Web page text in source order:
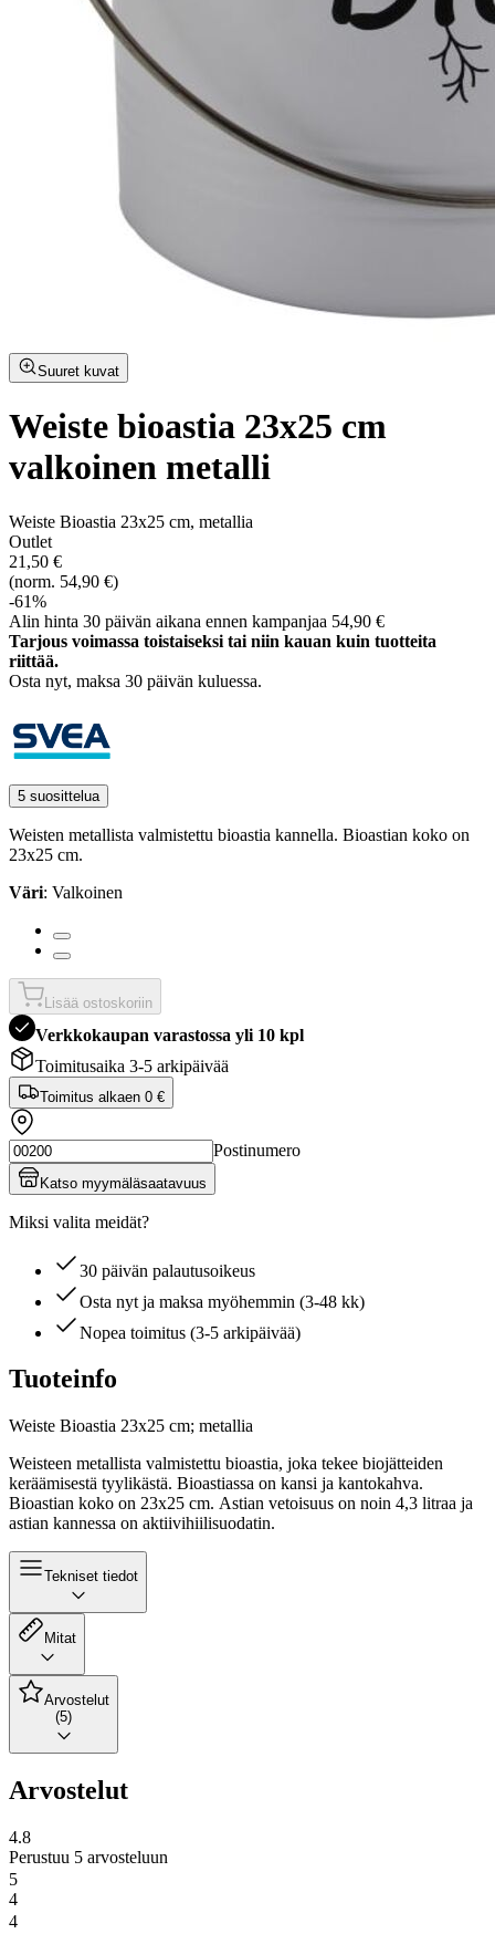
Suuret kuvat
Weiste bioastia 23x25 cm
valkoinen metalli
Weiste Bioastia 23x25 cm, metallia
Outlet
21,50 €
(norm. 54,90 €)
-61%
Alin hinta 30 päivän aikana ennen kampanjaa 54,90 €
Tarjous voimassa toistaiseksi tai niin kauan kuin tuotteita
riittää.
Osta nyt, ­maksa 30 päivän kuluessa.
5 suosittelua
Weisten metallista valmistettu bioastia kannella. Bioastian koko on
23x25 cm.
Väri: Valkoinen
Lisää ostoskoriin
Verkkokaupan varastossa yli 10 kpl
Toimitusaika 3-5 arkipäivää
Toimitus alkaen 0 €
Postinumero
Katso myymäläsaatavuus
Miksi valita meidät?
30 päivän palautusoikeus
Osta nyt ja maksa myöhemmin (3-48 kk)
Nopea toimitus (3-5 arkipäivää)
Tuoteinfo
Weiste Bioastia 23x25 cm; metallia
Weisteen metallista valmistettu bioastia, joka tekee biojätteiden
keräämisestä tyylikästä. Bioastiassa on kansi ja kantokahva.
Bioastian koko on 23x25 cm. Astian vetoisuus on noin 4,3 litraa ja
astian kannessa on aktiivihiilisuodatin.
Tekniset tiedot
Mitat
Arvostelut
(5)
Arvostelut
4.8
Perustuu 5 arvosteluun
5
4
4